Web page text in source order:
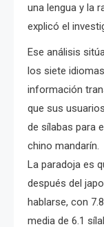
una lengua y la
explicó el
Ese análisis
los siete
información
que sus
de sílabas para
chino mandarín.
La paradoja es
después del
hablarse, con
media de 6.1